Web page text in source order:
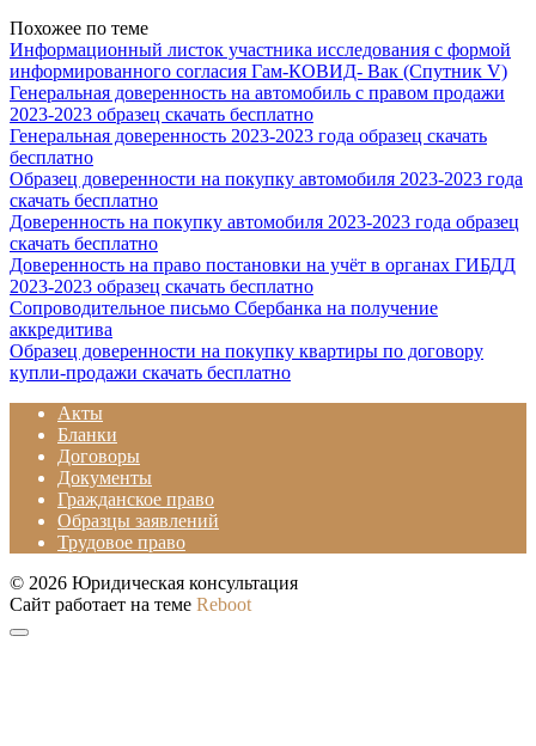
Похожее по теме
Информационный листок участника исследования с формой
информированного согласия Гам-КОВИД- Вак (Спутник V)
Генеральная доверенность на автомобиль с правом продажи
2023-2023 образец скачать бесплатно
Генеральная доверенность 2023-2023 года образец скачать
бесплатно
Образец доверенности на покупку автомобиля 2023-2023 года
скачать бесплатно
Доверенность на покупку автомобиля 2023-2023 года образец
скачать бесплатно
Доверенность на право постановки на учёт в органах ГИБДД
2023-2023 образец скачать бесплатно
Сопроводительное письмо Сбербанка на получение
аккредитива
Образец доверенности на покупку квартиры по договору
купли-продажи скачать бесплатно
Акты
Бланки
Договоры
Документы
Гражданское право
Образцы заявлений
Трудовое право
© 2026 Юридическая консультация
Сайт работает на теме Reboot